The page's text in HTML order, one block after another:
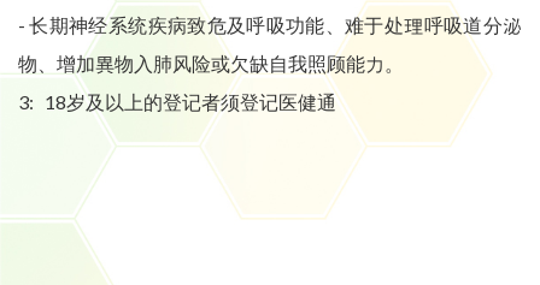
- 长期神经系统疾病致危及呼吸功能、难于处理呼吸道分泌
物、增加異物入肺风险或欠缺自我照顾能力。
3: 18岁及以上的登记者须登记医健通